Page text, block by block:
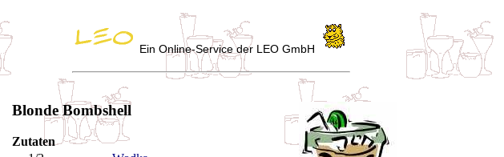
Ein Online-Service der LEO GmbH
Blonde Bombshell
Zutaten